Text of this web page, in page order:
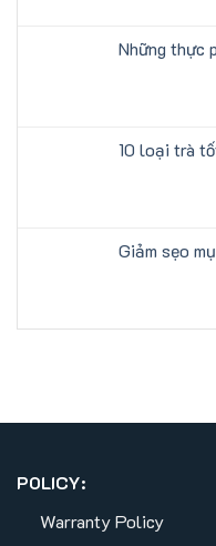
Những thực
10 loại trà
Giảm sẹo
POLICY:
Warranty Policy